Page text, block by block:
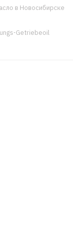
в Новосибирске
Getriebeoil